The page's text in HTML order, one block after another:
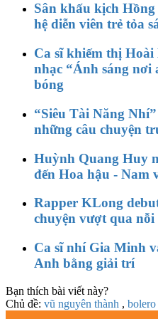
Sân khấu kịch
hệ diễn viên trẻ tỏa
Ca sĩ khiếm thị
nhạc “Ánh sáng nơi
bóng
“Siêu Tài Năng
những câu chuyện
Huỳnh Quang Huy
đến Hoa hậu - Nam
Rapper KLong
chuyện vượt qua nỗi
Ca sĩ nhí Gia Minh
Anh bằng giải trí
Bạn thích bài viết này?
Chủ đề: vũ nguyên thành , bolero